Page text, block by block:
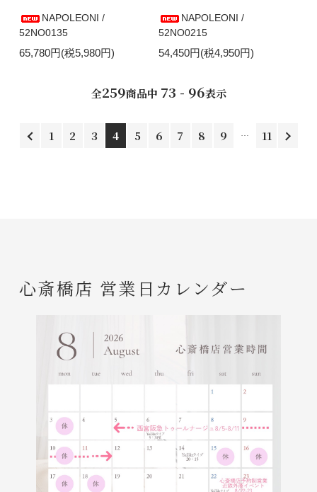
NAPOLEONI /
52NO0135
65,780円(税5,980円)
NAPOLEONI /
52NO0215
54,450円(税4,950円)
全259商品中 73 - 96表示
1 2 3 4 5 6 7 8 9 11
心斎橋店 営業日カレンダー